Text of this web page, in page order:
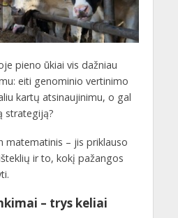
pieno ūkiai vis dažniau
eiti genominio vertinimo
kartų atsinaujinimu, o gal
strategiją?
matematinis – jis priklauso
ir to, kokį pažangos
– trys keliai